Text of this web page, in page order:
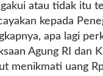
atau tidak itu
kepada
apa lagi
Agung RI dan
menikmati uang